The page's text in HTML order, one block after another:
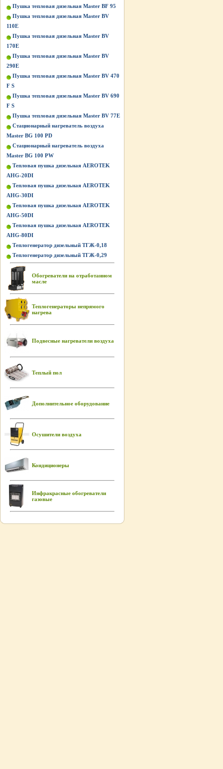
Пушка тепловая дизельная Master BF 95
Пушка тепловая дизельная Master BV
110E
Пушка тепловая дизельная Master BV
170E
Пушка тепловая дизельная Master BV
290E
Пушка тепловая дизельная Master BV 470
F S
Пушка тепловая дизельная Master BV 690
F S
Пушка тепловая дизельная Master BV 77E
Стационарный нагреватель воздуха
Master BG 100 PD
Стационарный нагреватель воздуха
Master BG 100 PW
Тепловая пушка дизельная AEROTEK
AHG-20DI
Тепловая пушка дизельная AEROTEK
AHG-30DI
Тепловая пушка дизельная AEROTEK
AHG-50DI
Тепловая пушка дизельная AEROTEK
AHG-80DI
Теплогенератор дизельный ТГЖ-0,18
Теплогенератор дизельный ТГЖ-0,29
Обогреватели на отработанном
масле
Теплогенераторы непрямого
нагрева
Подвесные нагреватели воздуха
Теплый пол
Дополнительное оборудование
Осушители воздуха
Кондиционеры
Инфракрасные обогреватели
газовые